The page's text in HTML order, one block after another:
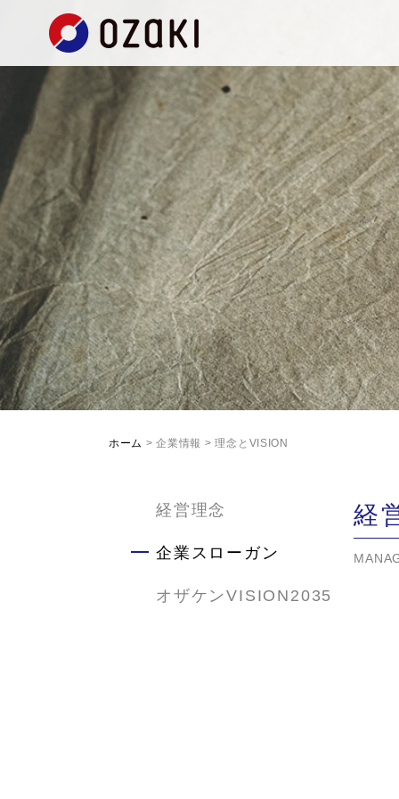
ホーム > 企業情報 > 理念とVISION
経営理念
企業スローガン
オザケンVISION2035
経